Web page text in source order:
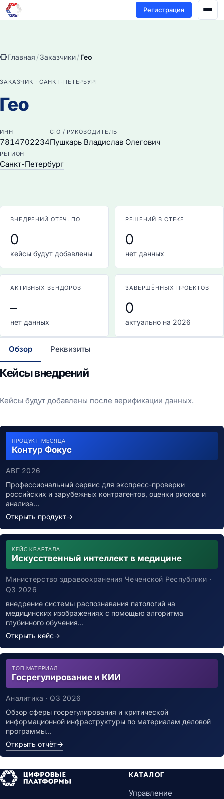
Регистрация
Главная /Заказчики/Гео
ЗАКАЗЧИК · САНКТ-ПЕТЕРБУРГ
Гео
ИНН
7814702234
CIO / РУКОВОДИТЕЛЬ
Пушкарь Владислав Олегович
РЕГИОН
Санкт-Петербург
ВНЕДРЕНИЙ ОТЕЧ. ПО
0
кейсы будут добавлены
РЕШЕНИЙ В СТЕКЕ
0
нет данных
АКТИВНЫХ ВЕНДОРОВ
–
нет данных
ЗАВЕРШЁННЫХ ПРОЕКТОВ
0
актуально на 2026
Обзор Реквизиты
Кейсы внедрений
Кейсы будут добавлены после верификации данных.
ПРОДУКТ МЕСЯЦА
Контур Фокус
АВГ 2026
Профессиональный сервис для экспресс-проверки
российских и зарубежных контрагентов, оценки рисков и
анализа…
Открыть продукт→
КЕЙС КВАРТАЛА
Искусственный интеллект в медицине
Министерство здравоохранения Чеченской Республики ·
Q3 2026
внедрение системы распознавания патологий на
медицинских изображениях с помощью алгоритма
глубинного обучения…
Открыть кейс→
ТОП МАТЕРИАЛ
Госрегулирование и КИИ
Аналитика · Q3 2026
Обзор сферы госрегулирования и критической
информационной инфраструктуры по материалам деловой
программы…
Открыть отчёт→
КАТАЛОГ
Управление